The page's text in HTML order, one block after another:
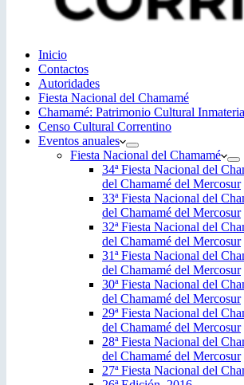
Inicio
Contactos
Autoridades
Fiesta Nacional del Chamamé
Chamamé: Patrimonio Cultural
Censo Cultural Correntino
Eventos anuales
Fiesta Nacional del Chamamé
34ª Fiesta Nacional del
del Chamamé del Mercosur
33ª Fiesta Nacional del
del Chamamé del Mercosur
32ª Fiesta Nacional del
del Chamamé del Mercosur
31ª Fiesta Nacional del
del Chamamé del Mercosur
30ª Fiesta Nacional del
del Chamamé del Mercosur
29ª Fiesta Nacional del
del Chamamé del Mercosur
28ª Fiesta Nacional del
del Chamamé del Mercosur
27ª Fiesta Nacional del